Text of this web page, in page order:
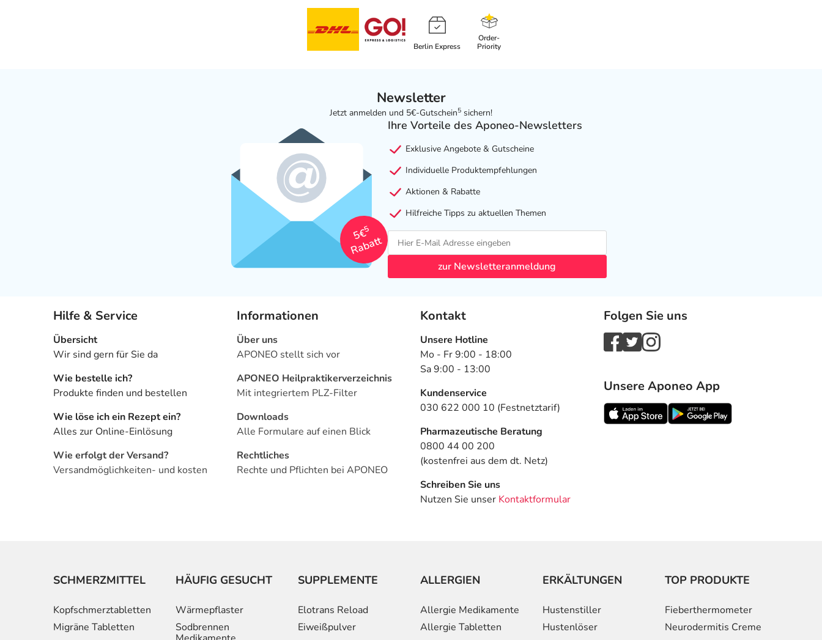
Berlin Express
Order-
Priority
Newsletter
Jetzt anmelden und 5€-Gutschein5 sichern!
5€
5
Rabatt
Ihre Vorteile des Aponeo-Newsletters
Exklusive Angebote & Gutscheine
Individuelle Produktempfehlungen
Aktionen & Rabatte
Hilfreiche Tipps zu aktuellen Themen
zur Newsletteranmeldung
Hilfe & Service
Übersicht
Wir sind gern für Sie da
Wie bestelle ich?
Produkte finden und bestellen
Wie löse ich ein Rezept ein?
Alles zur Online-Einlösung
Wie erfolgt der Versand?
Versandmöglichkeiten- und kosten
Informationen
Über uns
APONEO stellt sich vor
APONEO Heilpraktikerverzeichnis
Mit integriertem PLZ-Filter
Downloads
Alle Formulare auf einen Blick
Rechtliches
Rechte und Pflichten bei APONEO
Kontakt
Unsere Hotline
Mo - Fr 9:00 - 18:00
Sa 9:00 - 13:00
Kundenservice
030 622 000 10 (Festnetztarif)
Pharmazeutische Beratung
0800 44 00 200
(kostenfrei aus dem dt. Netz)
Schreiben Sie uns
Nutzen Sie unser Kontaktformular
Folgen Sie uns
Unsere Aponeo App
SCHMERZMITTEL
Kopfschmerztabletten
Migräne Tabletten
HÄUFIG GESUCHT
Wärmepflaster
Sodbrennen
SUPPLEMENTE
Elotrans Reload
Eiweißpulver
ALLERGIEN
Allergie Medikamente
Allergie Tabletten
ERKÄLTUNGEN
Hustenstiller
Hustenlöser
TOP PRODUKTE
Fieberthermometer
Neurodermitis Creme